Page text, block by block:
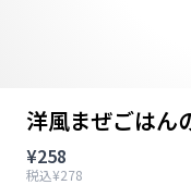
洋風まぜごはん
¥258
税込¥278